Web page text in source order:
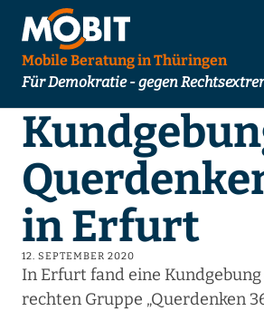
Mobile Beratung in Thüringen
Für Demokratie - gegen
in Erfurt
12. SEPTEMBER 2020
In Erfurt fand eine
rechten Gruppe „Querdenken